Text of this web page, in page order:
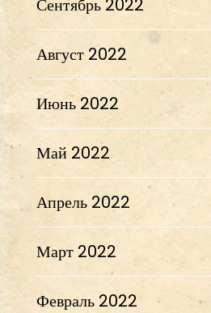
Сентябрь 2022
Август 2022
Июнь 2022
Май 2022
Апрель 2022
Март 2022
Февраль 2022